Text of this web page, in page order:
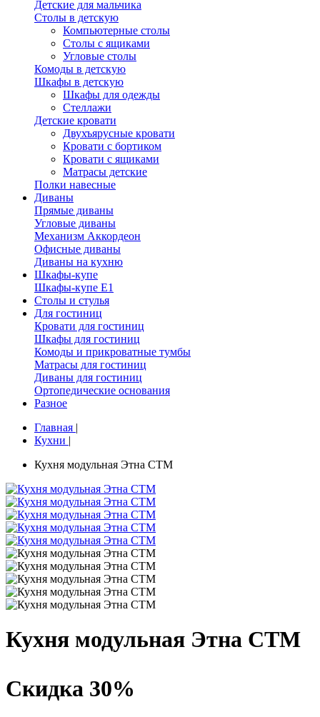
Детские для мальчика
Столы в детскую
Компьютерные столы
Столы с ящиками
Угловые столы
Комоды в детскую
Шкафы в детскую
Шкафы для одежды
Стеллажи
Детские кровати
Двухъярусные кровати
Кровати с бортиком
Кровати с ящиками
Матрасы детские
Полки навесные
Диваны
Прямые диваны
Угловые диваны
Механизм Аккордеон
Офисные диваны
Диваны на кухню
Шкафы-купе
Шкафы-купе Е1
Столы и стулья
Для гостиниц
Кровати для гостиниц
Шкафы для гостиниц
Комоды и прикроватные тумбы
Матрасы для гостиниц
Диваны для гостиниц
Ортопедические основания
Разное
Главная |
Кухни |
Кухня модульная Этна СТМ
Кухня модульная Этна СТМ
Скидка 30%